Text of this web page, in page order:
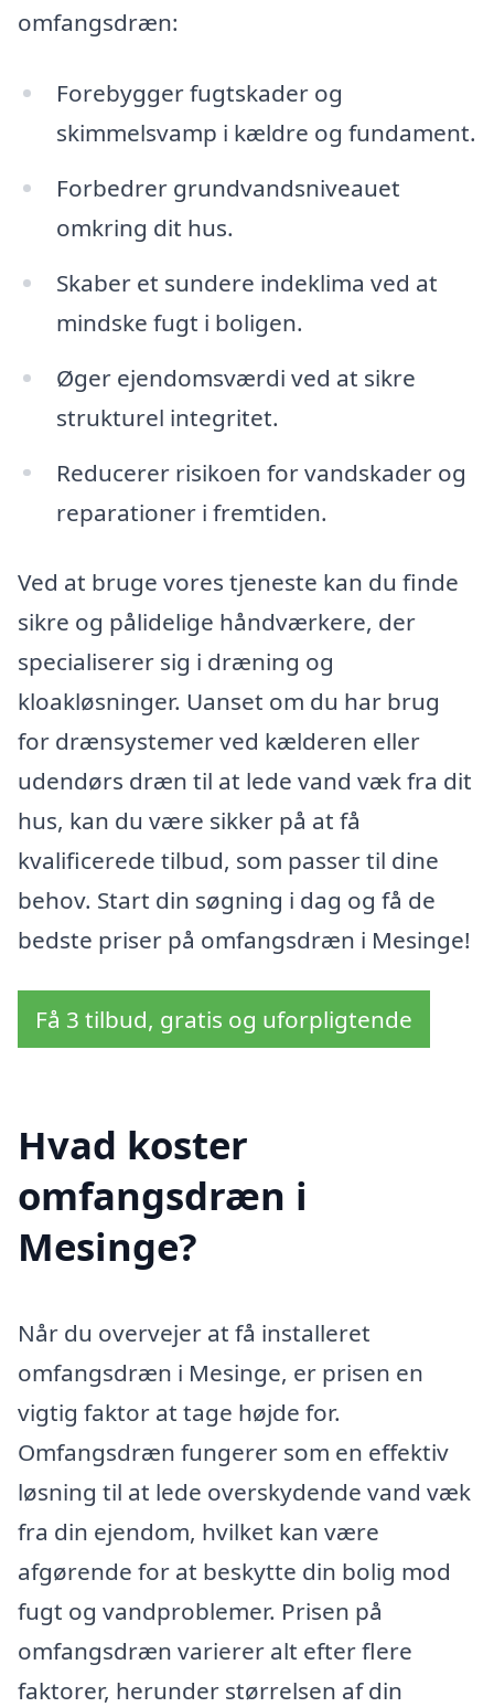
omfangsdræn:
Forebygger fugtskader og
skimmelsvamp i kældre og fundament.
Forbedrer grundvandsniveauet
omkring dit hus.
Skaber et sundere indeklima ved at
mindske fugt i boligen.
Øger ejendomsværdi ved at sikre
strukturel integritet.
Reducerer risikoen for vandskader og
reparationer i fremtiden.
Ved at bruge vores tjeneste kan du finde
sikre og pålidelige håndværkere, der
specialiserer sig i dræning og
kloakløsninger. Uanset om du har brug
for drænsystemer ved kælderen eller
udendørs dræn til at lede vand væk fra dit
hus, kan du være sikker på at få
kvalificerede tilbud, som passer til dine
behov. Start din søgning i dag og få de
bedste priser på omfangsdræn i Mesinge!
Få 3 tilbud, gratis og uforpligtende
Hvad koster
omfangsdræn i
Mesinge?
Når du overvejer at få installeret
omfangsdræn i Mesinge, er prisen en
vigtig faktor at tage højde for.
Omfangsdræn fungerer som en effektiv
løsning til at lede overskydende vand væk
fra din ejendom, hvilket kan være
afgørende for at beskytte din bolig mod
fugt og vandproblemer. Prisen på
omfangsdræn varierer alt efter flere
faktorer, herunder størrelsen af din